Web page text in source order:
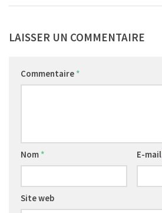
LAISSER UN COMMENTAIRE
Commentaire *
Nom * E-mail
Site web